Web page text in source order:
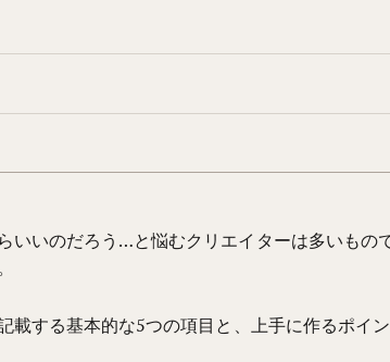
いいのだろう…と悩むクリエイターは多いも
載する基本的な5つの項目と、上手に作るポイ